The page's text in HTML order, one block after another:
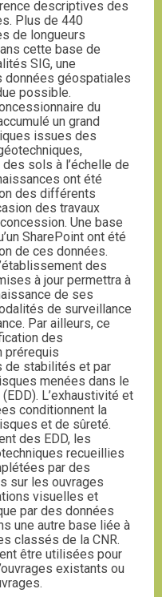
descriptives des
Plus de 440
de longueurs
cette base de
SIG, une
données géospatiales
possible.
du
un grand
issues des
sols à l’échelle de
ont été
des différents
des travaux
Une base
SharePoint ont été
de ces données.
des
à jour permettra à
de ses
de surveillance
Par ailleurs, ce
des
prérequis
de stabilités et par
menées dans le
L’exhaustivité et
conditionnent la
et de sûreté.
des EDD, les
recueillies
par des
sur les ouvrages
visuelles et
par des données
une autre base liée à
classés de la CNR.
être utilisées pour
existants ou